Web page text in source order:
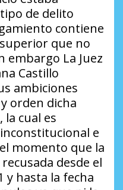
de delito
contiene
que no
embargo La Juez
Castillo
ambiciones
orden dicha
cual es
e
momento que la
desde el
y hasta la fecha